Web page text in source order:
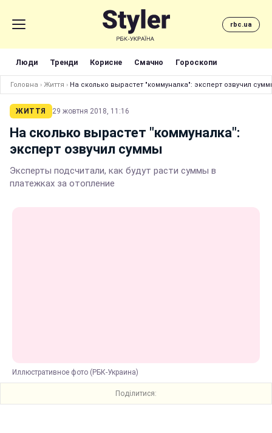
rbc.ua
Люди Тренди Корисне Смачно Гороскопи
Головна › Життя › На сколько вырастет "коммуналка": эксперт озвучил
ЖИТТЯ 29 жовтня 2018, 11:16
На сколько вырастет "коммуналка":
эксперт озвучил суммы
Эксперты подсчитали, как будут расти суммы в
платежках за отопление
Иллюстративное фото (РБК-Украина)
Поділитися: